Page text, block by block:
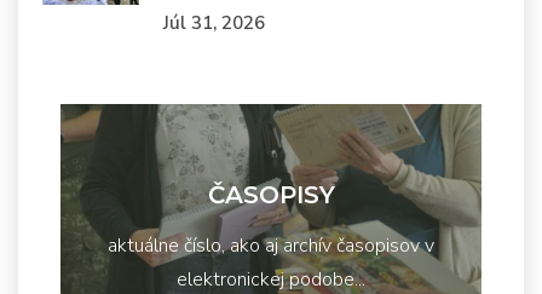
Júl 31, 2026
ČASOPISY
aktuálne číslo, ako aj archív časopisov v
elektronickej podobe...